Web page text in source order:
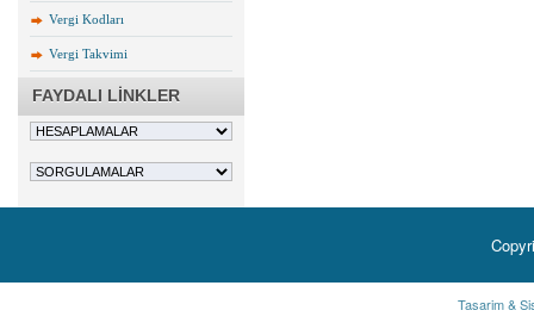
Vergi Kodları
Vergi Takvimi
FAYDALI LİNKLER
Tasarim &